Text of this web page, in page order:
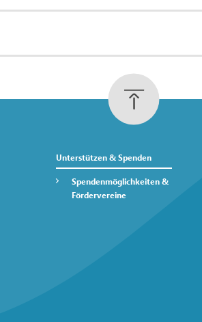
Unterstützen & Spenden
Spendenmöglichkeiten &
Fördervereine